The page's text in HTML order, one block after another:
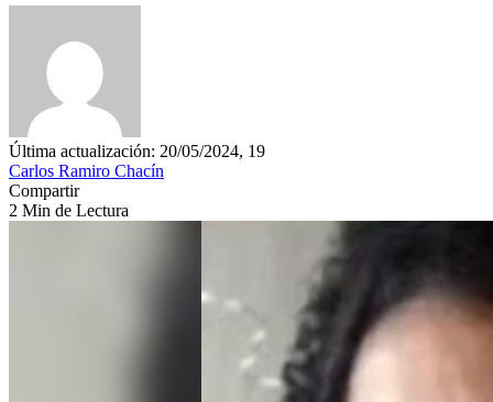
Última actualización: 20/05/2024, 19
Carlos Ramiro Chacín
Compartir
2 Min de Lectura